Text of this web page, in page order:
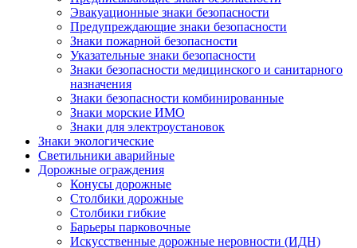
Эвакуационные знаки безопасности
Предупреждающие знаки безопасности
Знаки пожарной безопасности
Указательные знаки безопасности
Знаки безопасности медицинского и санитарного
назначения
Знаки безопасности комбинированные
Знаки морские ИМО
Знаки для электроустановок
Знаки экологические
Светильники аварийные
Дорожные ограждения
Конусы дорожные
Столбики дорожные
Столбики гибкие
Барьеры парковочные
Искусственные дорожные неровности (ИДН)